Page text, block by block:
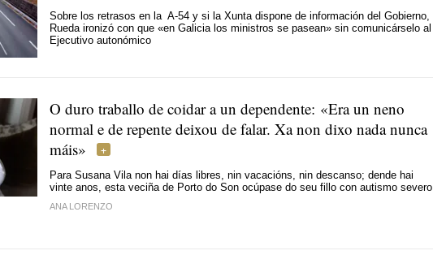
Sobre los retrasos en la A-54 y si la Xunta dispone de información del Gobierno,
Rueda ironizó con que «en Galicia los ministros se pasean» sin comunicárselo al
Ejecutivo autonómico
O duro traballo de coidar a un dependente: «Era un neno
normal e de repente deixou de falar. Xa non dixo nada nunca
máis»
Para Susana Vila non hai días libres, nin vacacións, nin descanso; dende hai
vinte anos, esta veciña de Porto do Son ocúpase do seu fillo con autismo severo
ANA LORENZO